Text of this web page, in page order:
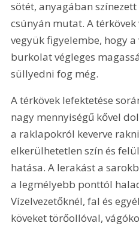
sötét, anyagában
csúnyán mutat. A térkövek
vegyük figyelembe, hogy
burkolat végleges
süllyedni fog még.
A térkövek lefektetése
nagy mennyiségű kővel
a raklapokról keverve
elkerülhetetlen szín és
hatása. A lerakást a
a legmélyebb ponttól
Vízelvezetőknél, fal és
köveket törőollóval,